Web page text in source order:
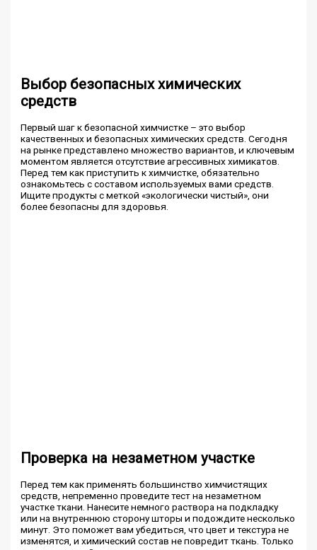
Выбор безопасных химических
средств
Первый шаг к безопасной химчистке – это выбор
качественных и безопасных химических средств. Сегодня
на рынке представлено множество вариантов, и ключевым
моментом является отсутствие агрессивных химикатов.
Перед тем как приступить к химчистке, обязательно
ознакомьтесь с составом используемых вами средств.
Ищите продукты с меткой «экологически чистый», они
более безопасны для здоровья.
Проверка на незаметном участке
Перед тем как применять большинство химчистящих
средств, непременно проведите тест на незаметном
участке ткани. Нанесите немного раствора на подкладку
или на внутреннюю сторону шторы и подождите несколько
минут. Это поможет вам убедиться, что цвет и текстура не
изменятся, и химический состав не повредит ткань. Только